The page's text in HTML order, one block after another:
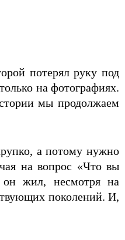
потерял руку под
на фотографиях.
мы продолжаем
а потому нужно
на вопрос «Что вы
он жил, несмотря на
поколений. И,